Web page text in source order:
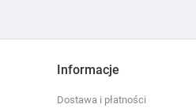
Informacje
Dostawa i płatności